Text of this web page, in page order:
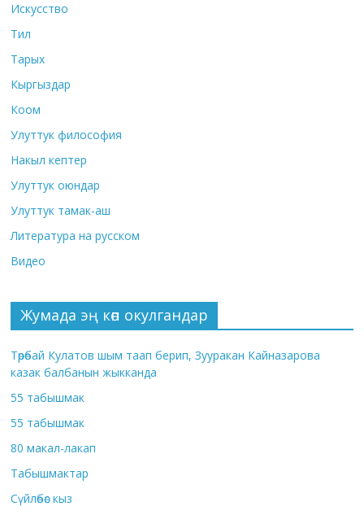
Искусство
Тил
Тарых
Кыргыздар
Коом
Улуттук философия
Накыл кептер
Улуттук оюндар
Улуттук тамак-аш
Литература на русском
Видео
Жумада эң көп окулгандар
Төрөбай Кулатов шым таап берип, Зууракан Кайназарова
казак балбанын жыкканда
55 табышмак
55 табышмак
80 макал-лакап
Табышмактар
Сүйлөбөс кыз